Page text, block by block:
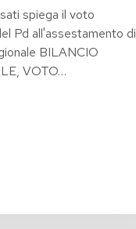
spiega il voto
Pd all'assestamento di
BILANCIO
VOTO…